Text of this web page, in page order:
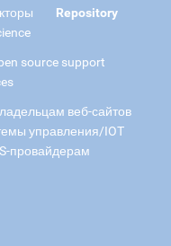
Repository
source support
веб-сайтов
управления/IOT
провайдерам